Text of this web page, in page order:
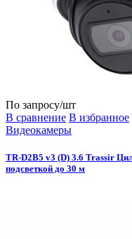
По запросу/шт
В сравнение В избранное
Видеокамеры
TR-D2B5 v3 (D) 3.6 Trassir
подсветкой до 30 м